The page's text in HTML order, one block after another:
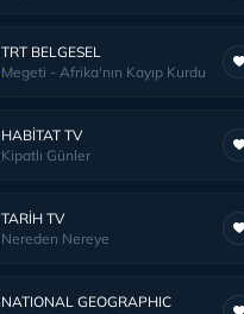
TRT BELGESEL
Megeti - Afrika'nın Kayıp Kurdu
HABİTAT TV
Kipatlı Günler
TARİH TV
Nereden Nereye
NATIONAL GEOGRAPHIC